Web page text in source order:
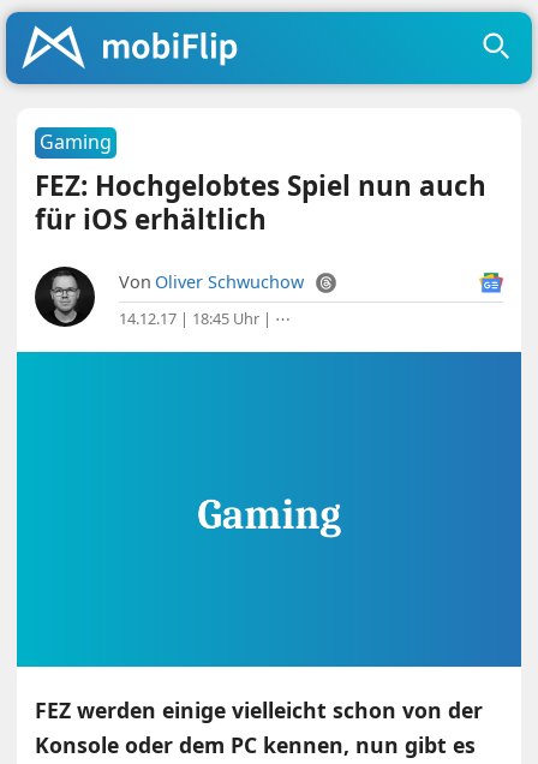
Gaming
FEZ: Hochgelobtes Spiel nun auch
für iOS erhältlich
Von Oliver Schwuchow
14.12.17 | 18:45 Uhr | ⋯
FEZ werden einige vielleicht schon von der
Konsole oder dem PC kennen, nun gibt es